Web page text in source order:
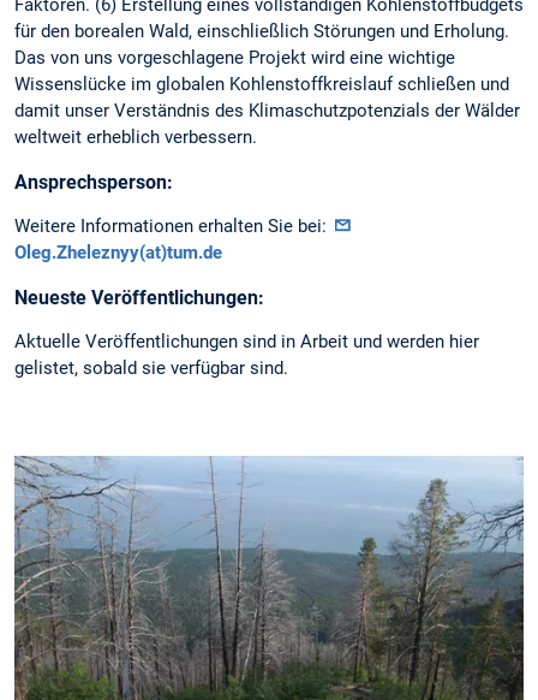
Faktoren. (6) Erstellung eines vollständigen Kohlenstoffbudgets
für den borealen Wald, einschließlich Störungen und Erholung.
Das von uns vorgeschlagene Projekt wird eine wichtige
Wissenslücke im globalen Kohlenstoffkreislauf schließen und
damit unser Verständnis des Klimaschutzpotenzials der Wälder
weltweit erheblich verbessern.
Ansprechsperson:
Weitere Informationen erhalten Sie bei:
Oleg.Zheleznyy(at)tum.de
Neueste Veröffentlichungen:
Aktuelle Veröffentlichungen sind in Arbeit und werden hier
gelistet, sobald sie verfügbar sind.